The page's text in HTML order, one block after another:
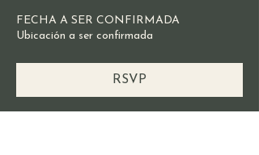
FECHA A SER CONFIRMADA
Ubicación a ser confirmada
RSVP